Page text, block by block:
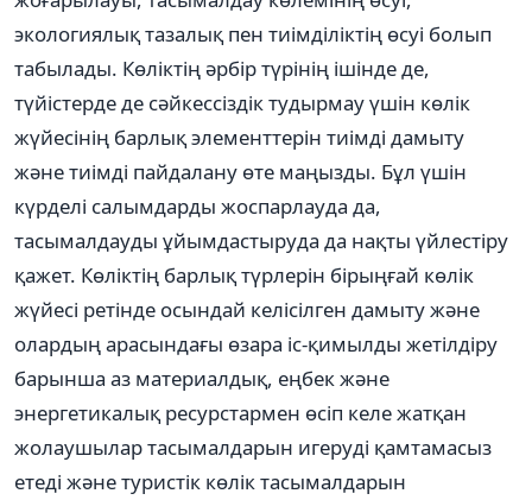
экологиялық тазалық пен тиімділіктің өсуі болып
табылады. Көліктің әрбір түрінің ішінде де,
түйістерде де сәйкессіздік тудырмау үшін көлік
жүйесінің барлық элементтерін тиімді дамыту
және тиімді пайдалану өте маңызды. Бұл үшін
күрделі салымдарды жоспарлауда да,
тасымалдауды ұйымдастыруда да нақты үйлестіру
қажет. Көліктің барлық түрлерін бірыңғай көлік
жүйесі ретінде осындай келісілген дамыту және
олардың арасындағы өзара іс-қимылды жетілдіру
барынша аз материалдық, еңбек және
энергетикалық ресурстармен өсіп келе жатқан
жолаушылар тасымалдарын игеруді қамтамасыз
етеді және туристік көлік тасымалдарын